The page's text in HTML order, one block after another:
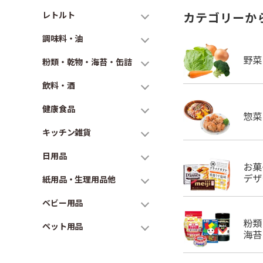
レトルト
調味料・油
粉類・乾物・海苔・缶詰
飲料・酒
健康食品
キッチン雑貨
日用品
紙用品・生理用品他
ベビー用品
ペット用品
カテゴリーか